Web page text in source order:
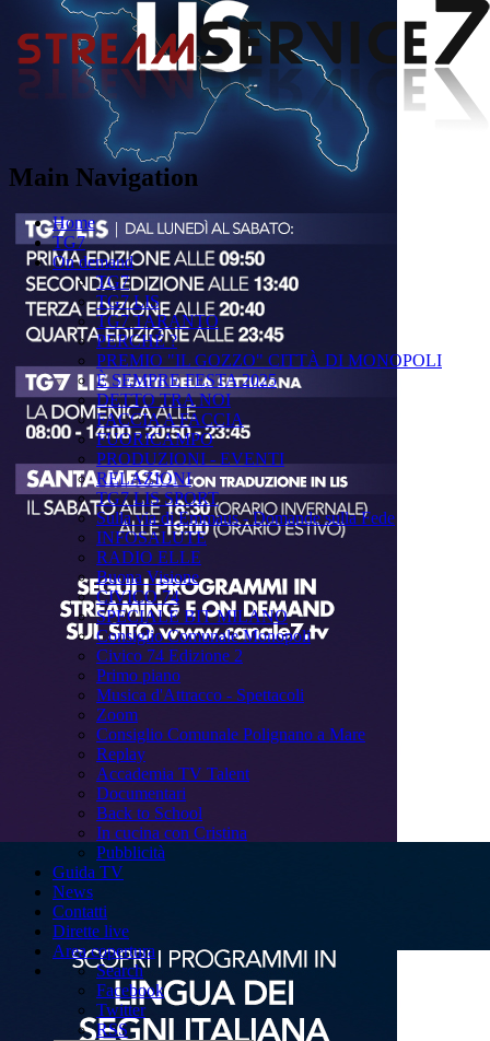
Main Navigation
Home
TG7
On demand
TG7
TG7 LIS
TG7 TARANTO
PERCHÉ ?
PREMIO "IL GOZZO" CITTÀ DI MONOPOLI
È SEMPRE FESTA 2025
DETTO TRA NOI
FACCIA A FACCIA
FUORICAMPO
PRODUZIONI - EVENTI
RELAZIONI
TG7 LIS SPORT
Sulla via di Emmaus - Domande sulla Fede
INFOSALUTE
RADIO ELLE
Buona Visione
CIVICO 74
SPECIALE BIT MILANO
Consiglio Comunale Monopoli
Civico 74 Edizione 2
Primo piano
Musica d'Attracco - Spettacoli
Zoom
Consiglio Comunale Polignano a Mare
Replay
Accademia TV Talent
Documentari
Back to School
In cucina con Cristina
Pubblicità
Guida TV
News
Contatti
Dirette live
Area copertura
Search
Facebook
Twitter
RSS